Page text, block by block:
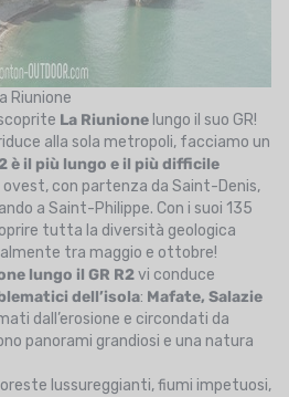
Riunione
La Riunione lungo il suo GR!
alla sola metropoli, facciamo un
è il più lungo e il più difficile
ovest, con partenza da Saint-Denis,
a Saint-Philippe. Con i suoi 135
tutta la diversità geologica
tra maggio e ottobre!
lungo il GR R2vi conduce
dell’isola: Mafate, Salazie
dall’erosione e circondati da
panorami grandiosi e una natura
lussureggianti, fiumi impetuosi,